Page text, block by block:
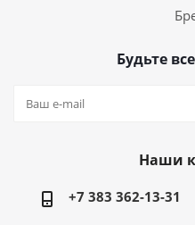
Будьте
Наши
+7 383 362-13-31